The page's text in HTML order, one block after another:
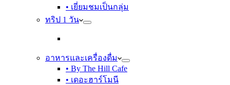
• เยี่ยมชมเป็นกลุ่ม
ทริป 1 วัน
อาหารและเครื่องดื่ม
• By The Hill Cafe
• เดอะฮาร์โมนี